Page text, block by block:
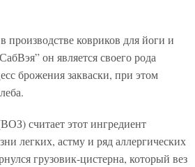
производстве ковриков для йоги и
он является своего рода
брожения закваски, при этом
считает этот ингредиент
легких, астму и ряд аллергических
грузовик-цистерна, который вез